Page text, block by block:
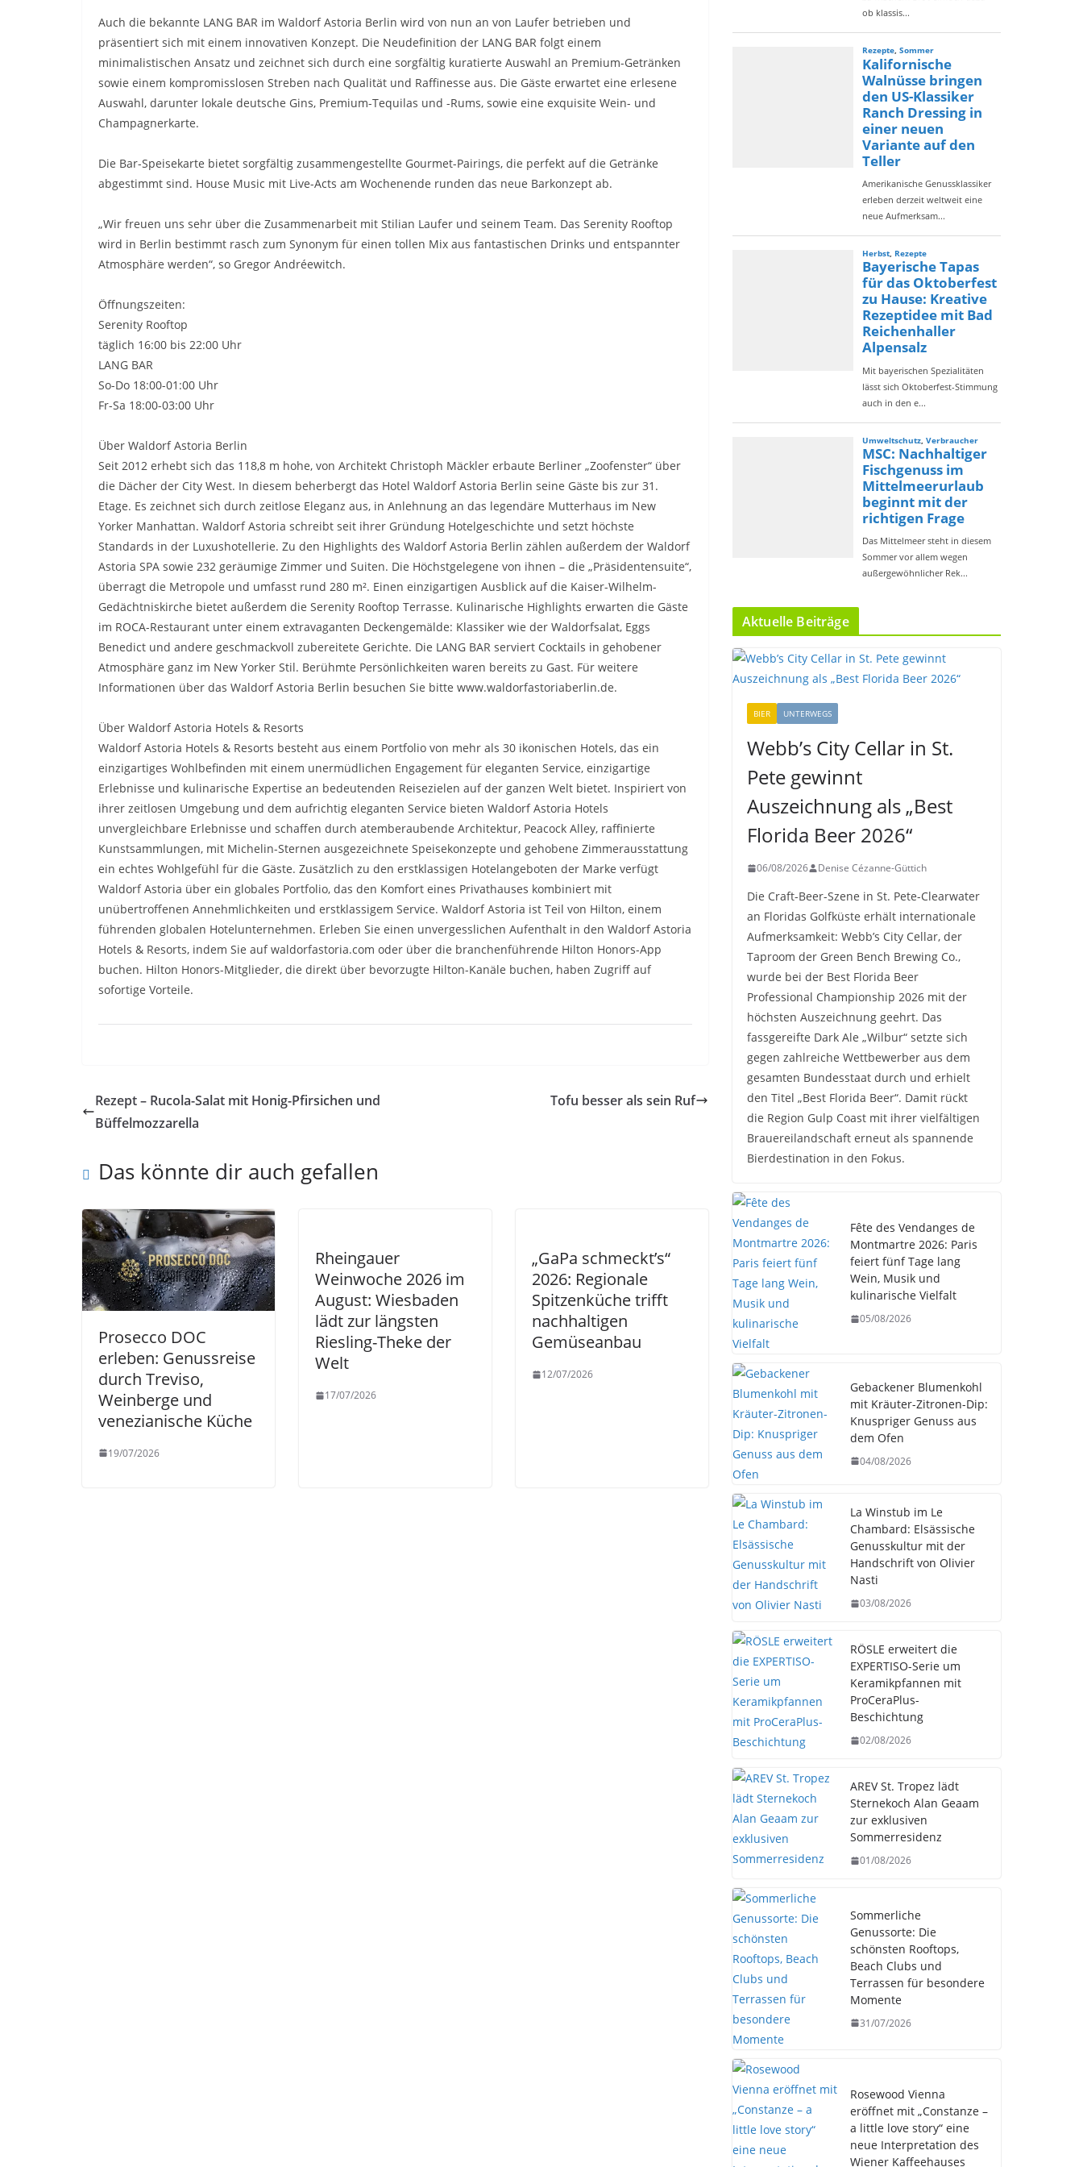
Auch die bekannte LANG BAR im Waldorf Astoria Berlin wird von nun an von Laufer betrieben und
präsentiert sich mit einem innovativen Konzept. Die Neudefinition der LANG BAR folgt einem
minimalistischen Ansatz und zeichnet sich durch eine sorgfältig kuratierte Auswahl an Premium-Getränken
sowie einem kompromisslosen Streben nach Qualität und Raffinesse aus. Die Gäste erwartet eine erlesene
Auswahl, darunter lokale deutsche Gins, Premium-Tequilas und -Rums, sowie eine exquisite Wein- und
Champagnerkarte.
Die Bar-Speisekarte bietet sorgfältig zusammengestellte Gourmet-Pairings, die perfekt auf die Getränke
abgestimmt sind. House Music mit Live-Acts am Wochenende runden das neue Barkonzept ab.
„Wir freuen uns sehr über die Zusammenarbeit mit Stilian Laufer und seinem Team. Das Serenity Rooftop
wird in Berlin bestimmt rasch zum Synonym für einen tollen Mix aus fantastischen Drinks und entspannter
Atmosphäre werden“, so Gregor Andréewitch.
Öffnungszeiten:
Serenity Rooftop
täglich 16:00 bis 22:00 Uhr
LANG BAR
So-Do 18:00-01:00 Uhr
Fr-Sa 18:00-03:00 Uhr
Über Waldorf Astoria Berlin
Seit 2012 erhebt sich das 118,8 m hohe, von Architekt Christoph Mäckler erbaute Berliner „Zoofenster“ über
die Dächer der City West. In diesem beherbergt das Hotel Waldorf Astoria Berlin seine Gäste bis zur 31.
Etage. Es zeichnet sich durch zeitlose Eleganz aus, in Anlehnung an das legendäre Mutterhaus im New
Yorker Manhattan. Waldorf Astoria schreibt seit ihrer Gründung Hotelgeschichte und setzt höchste
Standards in der Luxushotellerie. Zu den Highlights des Waldorf Astoria Berlin zählen außerdem der Waldorf
Astoria SPA sowie 232 geräumige Zimmer und Suiten. Die Höchstgelegene von ihnen – die „Präsidentensuite“,
überragt die Metropole und umfasst rund 280 m². Einen einzigartigen Ausblick auf die Kaiser-Wilhelm-
Gedächtniskirche bietet außerdem die Serenity Rooftop Terrasse. Kulinarische Highlights erwarten die Gäste
im ROCA-Restaurant unter einem extravaganten Deckengemälde: Klassiker wie der Waldorfsalat, Eggs
Benedict und andere geschmackvoll zubereitete Gerichte. Die LANG BAR serviert Cocktails in gehobener
Atmosphäre ganz im New Yorker Stil. Berühmte Persönlichkeiten waren bereits zu Gast. Für weitere
Informationen über das Waldorf Astoria Berlin besuchen Sie bitte www.waldorfastoriaberlin.de.
Über Waldorf Astoria Hotels & Resorts
Waldorf Astoria Hotels & Resorts besteht aus einem Portfolio von mehr als 30 ikonischen Hotels, das ein
einzigartiges Wohlbefinden mit einem unermüdlichen Engagement für eleganten Service, einzigartige
Erlebnisse und kulinarische Expertise an bedeutenden Reisezielen auf der ganzen Welt bietet. Inspiriert von
ihrer zeitlosen Umgebung und dem aufrichtig eleganten Service bieten Waldorf Astoria Hotels
unvergleichbare Erlebnisse und schaffen durch atemberaubende Architektur, Peacock Alley, raffinierte
Kunstsammlungen, mit Michelin-Sternen ausgezeichnete Speisekonzepte und gehobene Zimmerausstattung
ein echtes Wohlgefühl für die Gäste. Zusätzlich zu den erstklassigen Hotelangeboten der Marke verfügt
Waldorf Astoria über ein globales Portfolio, das den Komfort eines Privathauses kombiniert mit
unübertroffenen Annehmlichkeiten und erstklassigem Service. Waldorf Astoria ist Teil von Hilton, einem
führenden globalen Hotelunternehmen. Erleben Sie einen unvergesslichen Aufenthalt in den Waldorf Astoria
Hotels & Resorts, indem Sie auf waldorfastoria.com oder über die branchenführende Hilton Honors-App
buchen. Hilton Honors-Mitglieder, die direkt über bevorzugte Hilton-Kanäle buchen, haben Zugriff auf
sofortige Vorteile.
Rezept – Rucola-Salat mit Honig-Pfirsichen und
Büffelmozzarella
Tofu besser als sein Ruf
Das könnte dir auch gefallen
Prosecco DOC
erleben: Genussreise
durch Treviso,
Weinberge und
venezianische Küche
19/07/2026
Rheingauer
Weinwoche 2026 im
August: Wiesbaden
lädt zur längsten
Riesling-Theke der
Welt
17/07/2026
„GaPa schmeckt’s“
2026: Regionale
Spitzenküche trifft
nachhaltigen
Gemüseanbau
12/07/2026
Aktuelle Beiträge
BIER UNTERWEGS
Webb’s City Cellar in St.
Pete gewinnt
Auszeichnung als „Best
Florida Beer 2026“
06/08/2026 Denise Cézanne-Güttich
Die Craft-Beer-Szene in St. Pete-Clearwater
an Floridas Golfküste erhält internationale
Aufmerksamkeit: Webb’s City Cellar, der
Taproom der Green Bench Brewing Co.,
wurde bei der Best Florida Beer
Professional Championship 2026 mit der
höchsten Auszeichnung geehrt. Das
fassgereifte Dark Ale „Wilbur“ setzte sich
gegen zahlreiche Wettbewerber aus dem
gesamten Bundesstaat durch und erhielt
den Titel „Best Florida Beer“. Damit rückt
die Region Gulp Coast mit ihrer vielfältigen
Brauereilandschaft erneut als spannende
Bierdestination in den Fokus.
Fête des Vendanges de
Montmartre 2026: Paris
feiert fünf Tage lang
Wein, Musik und
kulinarische Vielfalt
05/08/2026
Gebackener Blumenkohl
mit Kräuter-Zitronen-Dip:
Knuspriger Genuss aus
dem Ofen
04/08/2026
La Winstub im Le
Chambard: Elsässische
Genusskultur mit der
Handschrift von Olivier
Nasti
03/08/2026
RÖSLE erweitert die
EXPERTISO-Serie um
Keramikpfannen mit
ProCeraPlus-
Beschichtung
02/08/2026
AREV St. Tropez lädt
Sternekoch Alan Geaam
zur exklusiven
Sommerresidenz
01/08/2026
Sommerliche
Genussorte: Die
schönsten Rooftops,
Beach Clubs und
Terrassen für besondere
Momente
31/07/2026
Rosewood Vienna
eröffnet mit „Constanze –
a little love story“ eine
neue Interpretation des
Wiener Kaffeehauses